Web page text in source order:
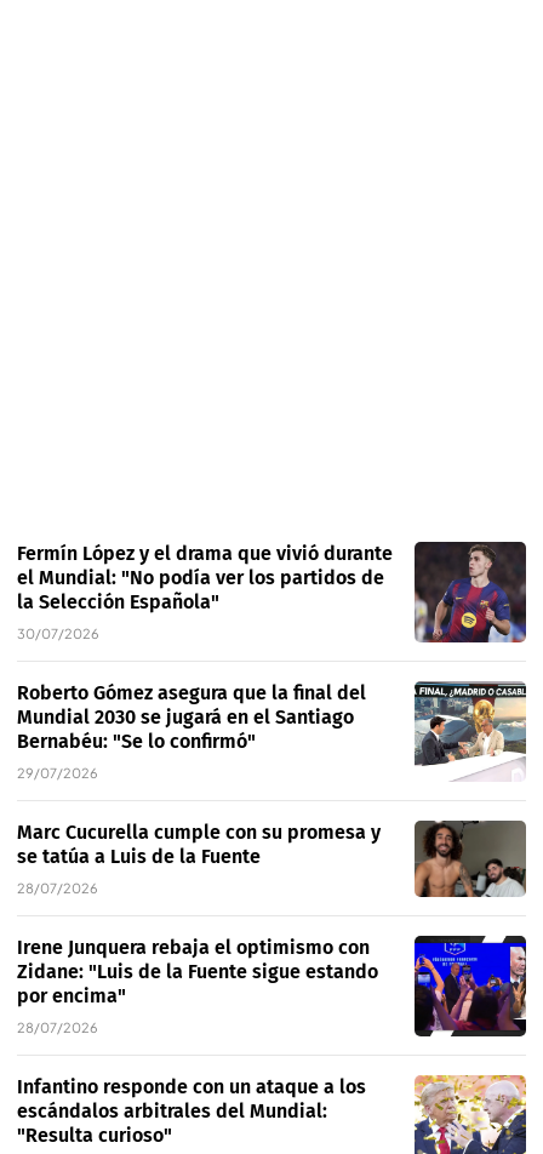
Fermín López y el drama que vivió durante
el Mundial: "No podía ver los partidos de
la Selección Española"
30/07/2026
Roberto Gómez asegura que la final del
Mundial 2030 se jugará en el Santiago
Bernabéu: "Se lo confirmó"
29/07/2026
Marc Cucurella cumple con su promesa y
se tatúa a Luis de la Fuente
28/07/2026
Irene Junquera rebaja el optimismo con
Zidane: "Luis de la Fuente sigue estando
por encima"
28/07/2026
Infantino responde con un ataque a los
escándalos arbitrales del Mundial:
"Resulta curioso"